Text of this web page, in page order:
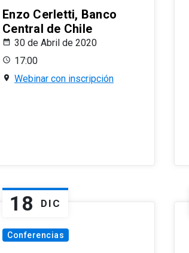
Enzo Cerletti, Banco
Central de Chile
30 de Abril de 2020
17:00
Webinar con inscripción
18 DIC
Conferencias